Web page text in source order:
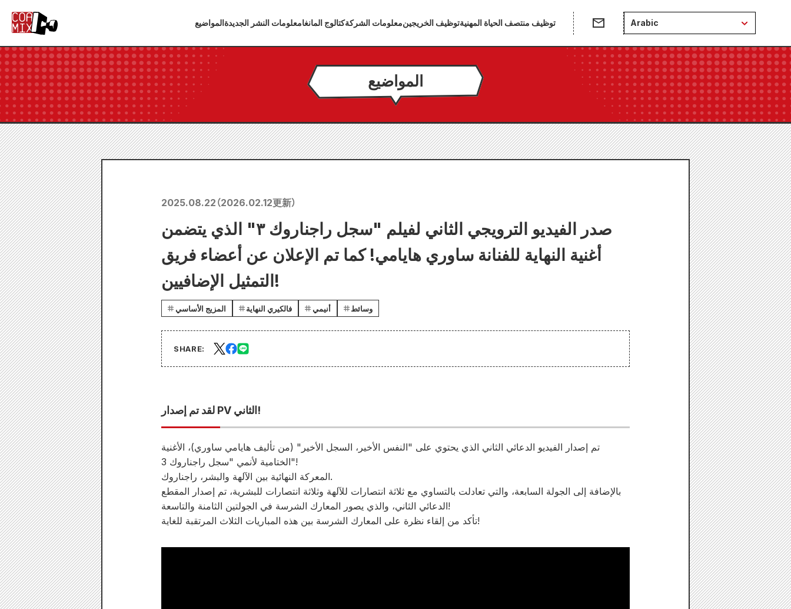
المواضيعمعلومات النشر الجديدةكتالوج المانغامعلومات الشركةتوظيف الخريجينتوظيف منتصف الحياة المهنية Arabic
المواضيع
2025.08.22 （2026.02.12更新）
صدر الفيديو الترويجي الثاني لفيلم "سجل راجناروك ٣" الذي يتضمن
أغنية النهاية للفنانة ساوري هايامي! كما تم الإعلان عن أعضاء فريق
التمثيل الإضافيين!
المزيج الأساسي فالكيري النهاية أنيمي وسائط
SHARE:
لقد تم إصدار PV الثاني!
تم إصدار الفيديو الدعائي الثاني الذي يحتوي على "النفس الأخير، السجل الأخير" (من تأليف هايامي ساوري)، الأغنية
الختامية لأنمي "سجل راجناروك 3"!
المعركة النهائية بين الآلهة والبشر، راجناروك.
بالإضافة إلى الجولة السابعة، والتي تعادلت بالتساوي مع ثلاثة انتصارات للآلهة وثلاثة انتصارات للبشرية، تم إصدار المقطع
الدعائي الثاني، والذي يصور المعارك الشرسة في الجولتين الثامنة والتاسعة!
تأكد من إلقاء نظرة على المعارك الشرسة بين هذه المباريات الثلاث المرتقبة للغاية!